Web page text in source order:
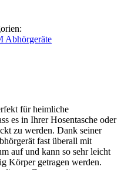
Abhörgeräte
für heimliche
es in Ihrer Hosentasche oder
zu werden. Dank seiner
fast überall mit
auf und kann so sehr leicht
Körper getragen werden.